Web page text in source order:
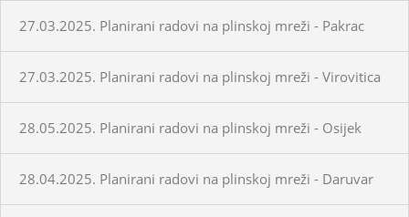
27.03.2025. Planirani radovi na plinskoj mreži - Pakrac
27.03.2025. Planirani radovi na plinskoj mreži - Virovitica
28.05.2025. Planirani radovi na plinskoj mreži - Osijek
28.04.2025. Planirani radovi na plinskoj mreži - Daruvar